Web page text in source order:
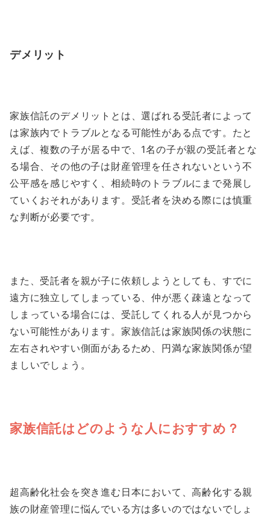
デメリット
家族信託のデメリットとは、選ばれる受託者によって
は家族内でトラブルとなる可能性がある点です。たと
えば、複数の子が居る中で、1名の子が親の受託者とな
る場合、その他の子は財産管理を任されないという不
公平感を感じやすく、相続時のトラブルにまで発展し
ていくおそれがあります。受託者を決める際には慎重
な判断が必要です。
また、受託者を親が子に依頼しようとしても、すでに
遠方に独立してしまっている、仲が悪く疎遠となって
しまっている場合には、受託してくれる人が見つから
ない可能性があります。家族信託は家族関係の状態に
左右されやすい側面があるため、円満な家族関係が望
ましいでしょう。
家族信託はどのような人におすすめ？
超高齢化社会を突き進む日本において、高齢化する親
族の財産管理に悩んでいる方は多いのではないでしょ